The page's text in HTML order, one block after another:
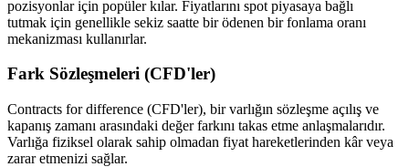
pozisyonlar için popüler kılar. Fiyatlarını spot piyasaya bağlı
tutmak için genellikle sekiz saatte bir ödenen bir fonlama oranı
mekanizması kullanırlar.
Fark Sözleşmeleri (CFD'ler)
Contracts for difference (CFD'ler), bir varlığın sözleşme açılış ve
kapanış zamanı arasındaki değer farkını takas etme anlaşmalarıdır.
Varlığa fiziksel olarak sahip olmadan fiyat hareketlerinden kâr veya
zarar etmenizi sağlar.